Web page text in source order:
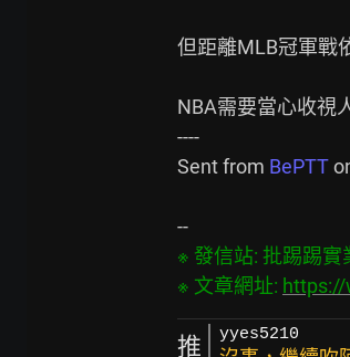
但距離MLB冠軍戰
NBA需要當心收視
----
Sent from BePTT
※ 發信站: 批踢踢
※ 文章網址:
推 yyes5210